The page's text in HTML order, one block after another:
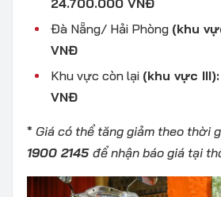
24.700.000 VNĐ
Đà Nẵng/ Hải Phòng (khu
VNĐ
Khu vực còn lại (khu vực
VNĐ
* Giá có thể tăng giảm theo thời
1900 2145 để nhận báo giá tại